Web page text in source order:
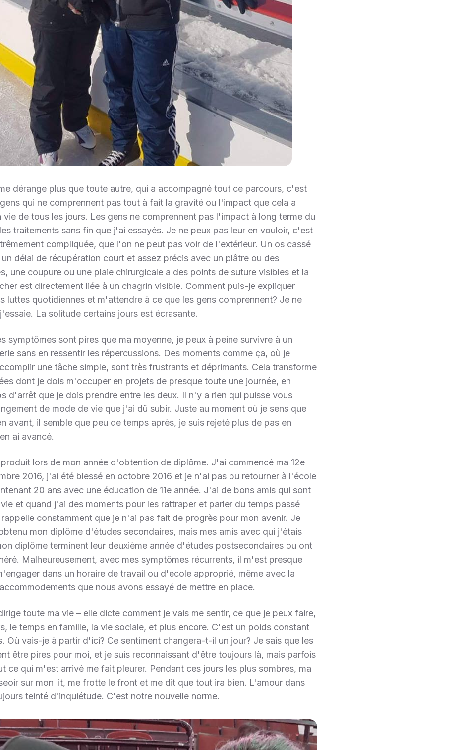
dérange plus que toute autre, qui a accompagné tout ce parcours, c'est
qui ne comprennent pas tout à fait la gravité ou l'impact que cela a
vie de tous les jours. Les gens ne comprennent pas l'impact à long terme du
traitements sans fin que j'ai essayés. Je ne peux pas leur en vouloir, c'est
compliquée, que l'on ne peut pas voir de l'extérieur. Un os cassé
un délai de récupération court et assez précis avec un plâtre ou des
une coupure ou une plaie chirurgicale a des points de suture visibles et la
est directement liée à un chagrin visible. Comment puis-je expliquer
luttes quotidiennes et m'attendre à ce que les gens comprennent? Je ne
La solitude certains jours est écrasante.
symptômes sont pires que ma moyenne, je peux à peine survivre à un
sans en ressentir les répercussions. Des moments comme ça, où je
une tâche simple, sont très frustrants et déprimants. Cela transforme
dont je dois m'occuper en projets de presque toute une journée, en
d'arrêt que je dois prendre entre les deux. Il n'y a rien qui puisse vous
de mode de vie que j'ai dû subir. Juste au moment où je sens que
avant, il semble que peu de temps après, je suis rejeté plus de pas en
ai avancé.
lors de mon année d'obtention de diplôme. J'ai commencé ma 12e
2016, j'ai été blessé en octobre 2016 et je n'ai pas pu retourner à l'école
20 ans avec une éducation de 11e année. J'ai de bons amis qui sont
et quand j'ai des moments pour les rattraper et parler du temps passé
constamment que je n'ai pas fait de progrès pour mon avenir. Je
mon diplôme d'études secondaires, mais mes amis avec qui j'étais
diplôme terminent leur deuxième année d'études postsecondaires ou ont
Malheureusement, avec mes symptômes récurrents, il m'est presque
dans un horaire de travail ou d'école approprié, même avec la
que nous avons essayé de mettre en place.
toute ma vie – elle dicte comment je vais me sentir, ce que je peux faire,
le temps en famille, la vie sociale, et plus encore. C'est un poids constant
Où vais-je à partir d'ici? Ce sentiment changera-t-il un jour? Je sais que les
être pires pour moi, et je suis reconnaissant d'être toujours là, mais parfois
ce qui m'est arrivé me fait pleurer. Pendant ces jours les plus sombres, ma
sur mon lit, me frotte le front et me dit que tout ira bien. L'amour dans
teinté d'inquiétude. C'est notre nouvelle norme.